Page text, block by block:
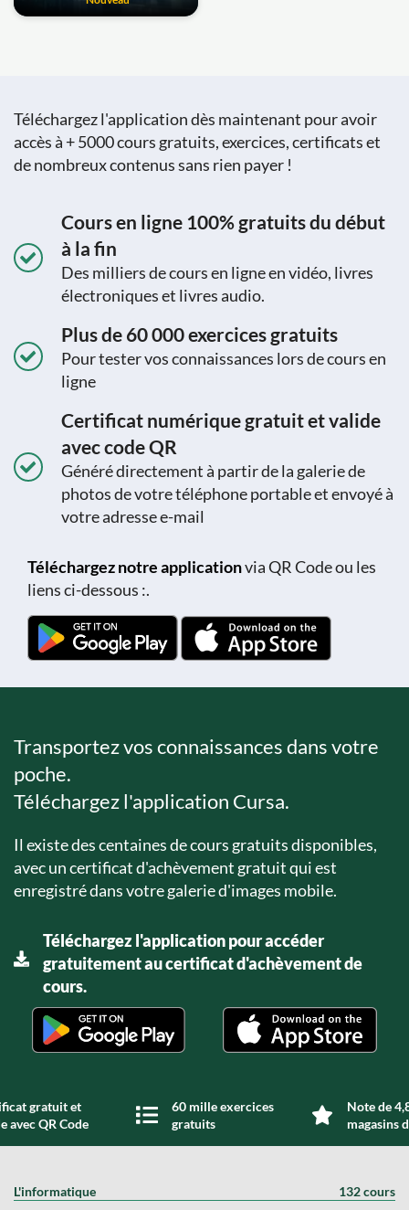
Téléchargez l'application dès maintenant pour avoir
accès à + 5000 cours gratuits, exercices, certificats et
de nombreux contenus sans rien payer !
Cours en ligne 100% gratuits du début
à la fin
Des milliers de cours en ligne en vidéo, livres
électroniques et livres audio.
Plus de 60 000 exercices gratuits
Pour tester vos connaissances lors de cours en
ligne
Certificat numérique gratuit et valide
avec code QR
Généré directement à partir de la galerie de
photos de votre téléphone portable et envoyé à
votre adresse e-mail
Téléchargez notre applicationvia QR Code ou les
liens ci-dessous :.
Transportez vos connaissances dans votre
poche.
Téléchargez l'application Cursa.
Il existe des centaines de cours gratuits disponibles,
avec un certificat d'achèvement gratuit qui est
enregistré dans votre galerie d'images mobile.
Téléchargez l'application pour accéder
gratuitement au certificat d'achèvement de
cours.
gratuit et
avec QR Code
60 mille exercices
gratuits
Note de
magasins
L'informatique 132 cours